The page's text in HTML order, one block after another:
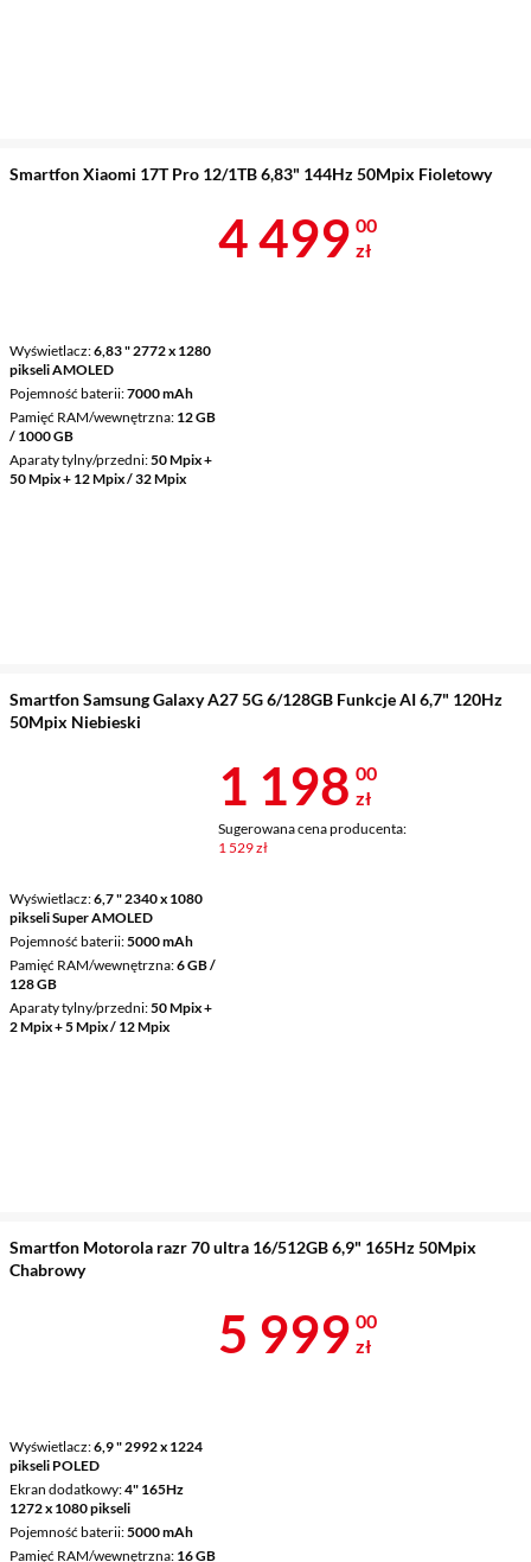
Smartfon Xiaomi 17T Pro 12/1TB 6,83" 144Hz 50Mpix Fioletowy
Wyświetlacz 6,83 " 2772 x 1280
pikseli AMOLED
Pojemność baterii 7000 mAh
Pamięć RAM/wewnętrzna 12 GB
/ 1000 GB
Aparaty tylny/przedni 50 Mpix +
50 Mpix + 12 Mpix / 32 Mpix
Cena 4 499 zł
4 499 00
zł
Smartfon Samsung Galaxy A27 5G 6/128GB Funkcje AI 6,7" 120Hz
50Mpix Niebieski
Wyświetlacz 6,7 " 2340 x 1080
pikseli Super AMOLED
Pojemność baterii 5000 mAh
Pamięć RAM/wewnętrzna 6 GB /
128 GB
Aparaty tylny/przedni 50 Mpix +
2 Mpix + 5 Mpix / 12 Mpix
Cena 1 198 zł
1 198 00
zł
Sugerowana cena producenta:
1 529 zł
Smartfon Motorola razr 70 ultra 16/512GB 6,9" 165Hz 50Mpix
Chabrowy
Wyświetlacz 6,9 " 2992 x 1224
pikseli POLED
Ekran dodatkowy 4" 165Hz
1272 x 1080 pikseli
Pojemność baterii 5000 mAh
Pamięć RAM/wewnętrzna 16 GB
Cena 5 999 zł
5 999 00
zł